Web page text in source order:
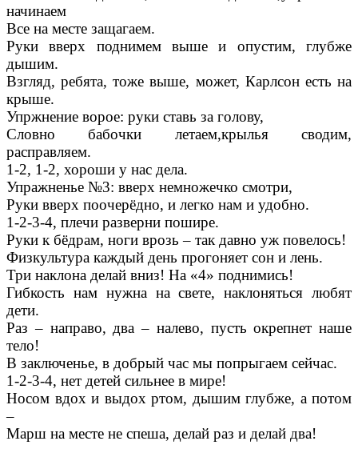
начинаем
Все на месте защагаем.
Руки вверх поднимем выше и опустим, глубже
дышим.
Взгляд, ребята, тоже выше, может, Карлсон есть на
крыше.
Упржнение ворое: руки ставь за голову,
Словно бабочки летаем,крылья сводим,
расправляем.
1-2, 1-2, хороши у нас дела.
Упражненье №3: вверх немножечко смотри,
Руки вверх поочерёдно, и легко нам и удобно.
1-2-3-4, плечи разверни пошире.
Руки к бёдрам, ноги врозь – так давно уж повелось!
Физкультура каждый день прогоняет сон и лень.
Три наклона делай вниз! На «4» поднимись!
Гибкость нам нужна на свете, наклоняться любят
дети.
Раз – направо, два – налево, пусть окрепнет наше
тело!
В заключенье, в добрый час мы попрыгаем сейчас.
1-2-3-4, нет детей сильнее в мире!
Носом вдох и выдох ртом, дышим глубже, а потом
–
Марш на месте не спеша, делай раз и делай два!